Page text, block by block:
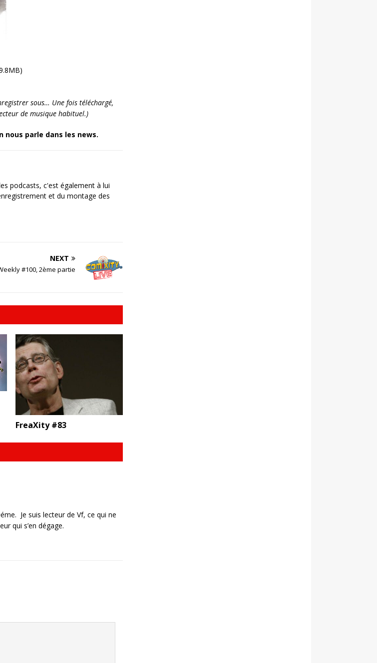
sous… Une fois téléchargé,
de musique habituel.)
nous parle dans les news.
podcasts, c'est également à lui
et du montage des
NEXT
#100, 2ème partie
FreaXity #83
Je suis lecteur de Vf, ce qui ne
qui s’en dégage.